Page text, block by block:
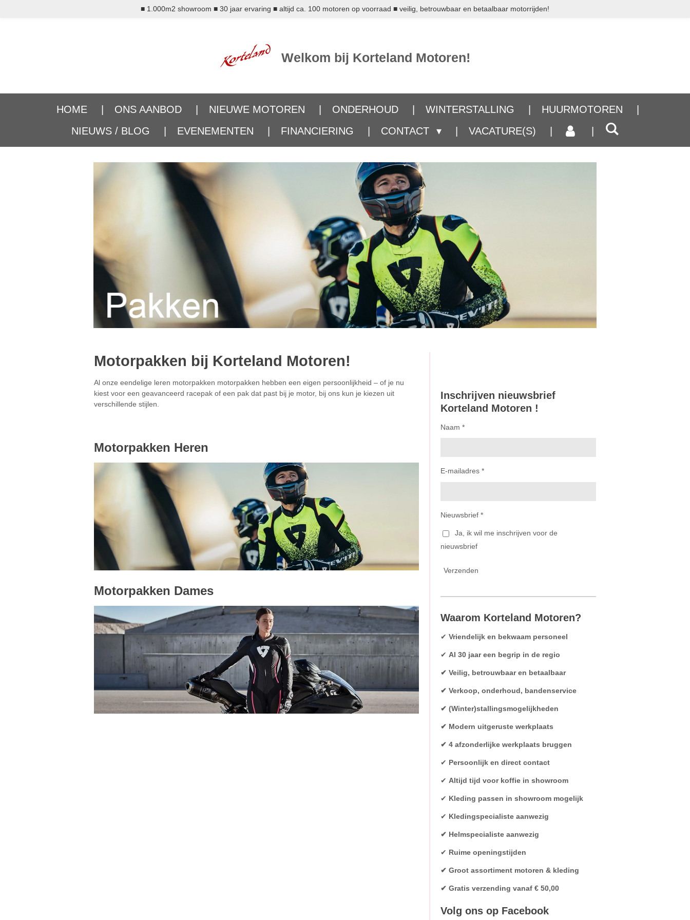
■ 1.000m2 showroom ■ 30 jaar ervaring ■ altijd ca. 100 motoren op voorraad ■ veilig, betrouwbaar en betaalbaar motorrijden!
Welkom bij Korteland Motoren!
HOME ONS AANBOD NIEUWE MOTOREN ONDERHOUD WINTERSTALLING
HUURMOTOREN
NIEUWS / BLOG
EVENEMENTEN FINANCIERING CONTACT VACATURE(S)
Motorpakken bij Korteland Motoren!
Al onze eendelige leren motorpakken motorpakken hebben een eigen persoonlijkheid – of je nu
kiest voor een geavanceerd racepak of een pak dat past bij je motor, bij ons kun je kiezen uit
verschillende stijlen.
Motorpakken Heren
Motorpakken Dames
Inschrijven nieuwsbrief
Korteland Motoren !
Naam *
E-mailadres *
Nieuwsbrief *
Ja, ik wil me inschrijven voor de
nieuwsbrief
Verzenden
Waarom Korteland Motoren?
✔ Vriendelijk en bekwaam personeel
✔ Al 30 jaar een begrip in de regio
✔ Veilig, betrouwbaar en betaalbaar
✔ Verkoop, onderhoud, bandenservice
✔ (Winter)stallingsmogelijkheden
✔ Modern uitgeruste werkplaats
✔ 4 afzonderlijke werkplaats bruggen
✔ Persoonlijk en direct contact
✔ Altijd tijd voor koffie in showroom
✔ Kleding passen in showroom mogelijk
✔ Kledingspecialiste aanwezig
✔ Helmspecialiste aanwezig
✔ Ruime openingstijden
✔ Groot assortiment motoren & kleding
✔ Gratis verzending vanaf € 50,00
Volg ons op Facebook